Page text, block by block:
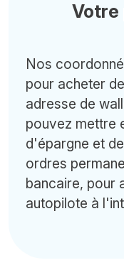
Votre
Nos
pour acheter
adresse de
pouvez mettre
d'épargne et
ordres
bancaire, pour
autopilote à